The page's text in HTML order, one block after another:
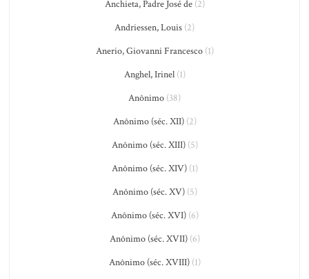
Anchieta, Padre José de(2)
Andriessen, Louis (2)
Anerio, Giovanni Francesco(1)
Anghel, Irinel(1)
Anônimo (38)
Anônimo (séc. XII)(2)
Anônimo (séc. XIII)(5)
Anônimo (séc. XIV)(1)
Anônimo (séc. XV)(5)
Anônimo (séc. XVI)(6)
Anônimo (séc. XVII)(6)
Anônimo (séc. XVIII)(1)